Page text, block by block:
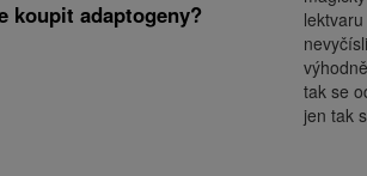
koupit adaptogeny?
tak se
jen tak